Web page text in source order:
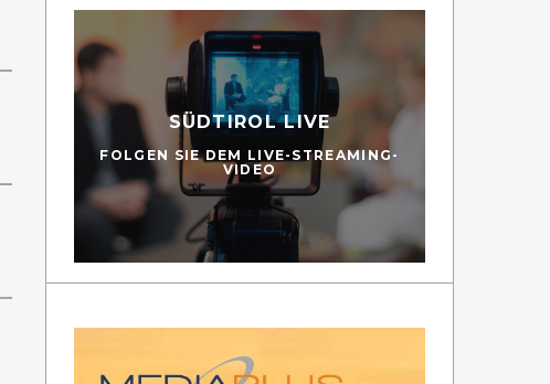
SÜDTIROL LIVE
FOLGEN SIE DEM LIVE-STREAMING-
VIDEO